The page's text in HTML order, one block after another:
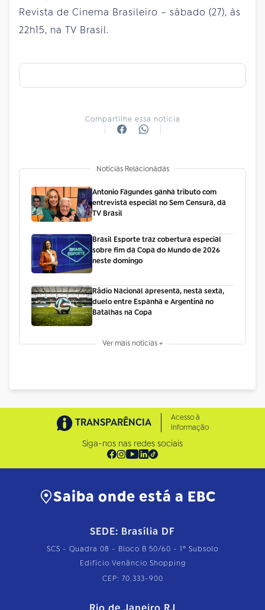
Revista de Cinema Brasileiro – sábado (27), às
22h15, na TV Brasil.
Compartilhe essa notícia
Notícias Relacionadas
Antonio Fagundes ganha tributo com
entrevista especial no Sem Censura, da
TV Brasil
Brasil Esporte traz cobertura especial
sobre fim da Copa do Mundo de 2026
neste domingo
Rádio Nacional apresenta, nesta sexta,
duelo entre Espanha e Argentina no
Batalhas na Copa
Ver mais notícias +
TRANSPARÊNCIA
Acesso à
Informação
Siga-nos nas redes sociais
Saiba onde está a EBC
SEDE: Brasília DF
SCS - Quadra 08 - Bloco B 50/60 - 1º Subsolo
Edifício Venâncio Shopping
CEP: 70.333-900